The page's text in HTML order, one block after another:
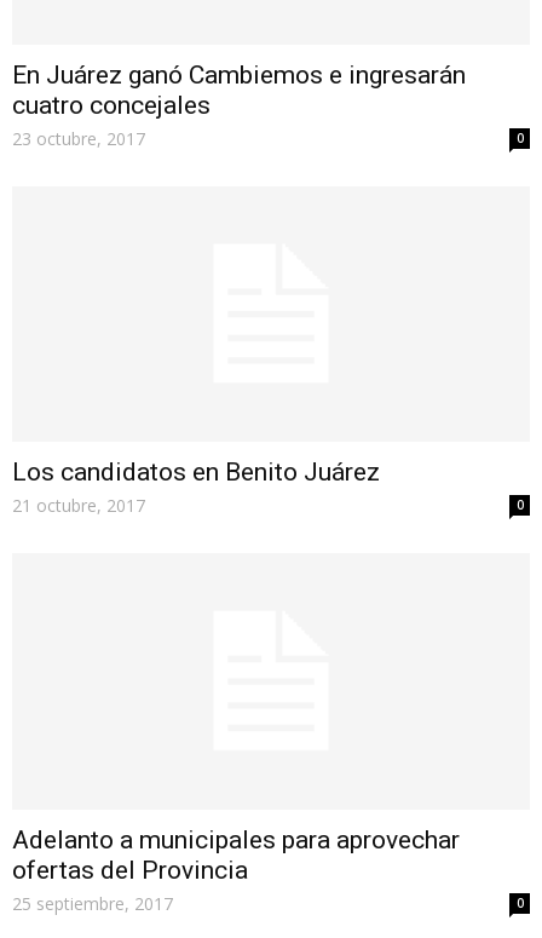
En Juárez ganó Cambiemos e ingresarán
cuatro concejales
23 octubre, 2017 0
Los candidatos en Benito Juárez
21 octubre, 2017 0
Adelanto a municipales para aprovechar
ofertas del Provincia
25 septiembre, 2017 0